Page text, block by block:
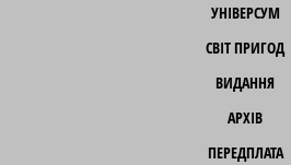
УНІВЕРСУМ
СВІТ ПРИГОД
ВИДАННЯ
АРХІВ
ПЕРЕДПЛАТА